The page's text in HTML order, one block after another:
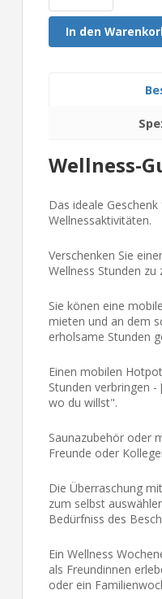
In den
Wellness-
Das ideale
Wellnessaktivitäten.
Verschenken Sie
Wellness Stunden
Sie könen eine
mieten und an dem
erholsame Stunden
Einen mobilen
Stunden verbringen
wo du willst".
Saunazubehör oder
Freunde oder
Die Überraschung
zum selbst
Bedürfniss des
Ein Wellness
als Freundinnen
oder ein